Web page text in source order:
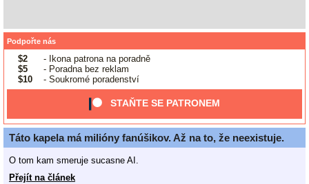
Podpořte nás
$2
- Ikona patrona na poradně
$5
- Poradna bez reklam
$10
- Soukromé poradenství
STAŇTE SE PATRONEM
Táto kapela má milióny fanúšikov. Až na to, že neexistuje.
O tom kam smeruje sucasne AI.
Přejít na článek